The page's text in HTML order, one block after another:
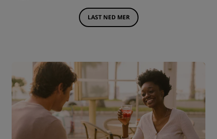
LAST NED MER